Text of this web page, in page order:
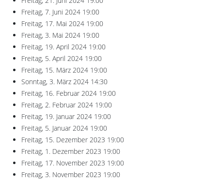
Freitag, 7. Juni 2024 19:00
Freitag, 17. Mai 2024 19:00
Freitag, 3. Mai 2024 19:00
Freitag, 19. April 2024 19:00
Freitag, 5. April 2024 19:00
Freitag, 15. März 2024 19:00
Sonntag, 3. März 2024 14:30
Freitag, 16. Februar 2024 19:00
Freitag, 2. Februar 2024 19:00
Freitag, 19. Januar 2024 19:00
Freitag, 5. Januar 2024 19:00
Freitag, 15. Dezember 2023 19:00
Freitag, 1. Dezember 2023 19:00
Freitag, 17. November 2023 19:00
Freitag, 3. November 2023 19:00